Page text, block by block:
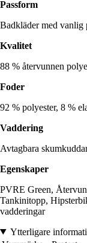
Passform
Badkläder med vanlig
Kvalitet
88 % återvunnen
Foder
92 % polyester, 8 %
Vaddering
Avtagbara
Egenskaper
PVRE Green,
Tankinitopp,
vadderingar
Ytterligare